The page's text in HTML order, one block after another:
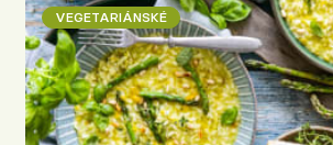
VEGETARIÁNSKÉ